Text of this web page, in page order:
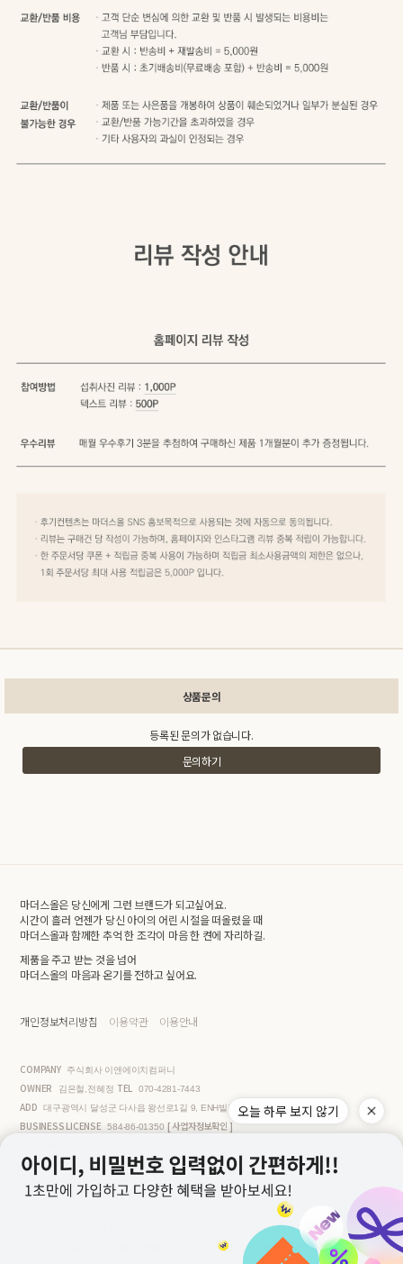
상품문의
등록된 문의가 없습니다.
문의하기
마더스올은 당신에게 그런 브랜드가 되고싶어요.
시간이 흘러 언젠가 당신 아이의 어린 시절을 떠올렸을 때
마더스올과 함께한 추억 한 조각이 마음 한 켠에 자리하길.
제품을 주고 받는 것을 넘어
마더스올의 마음과 온기를 전하고 싶어요.
개인정보처리방침 이용약관 이용안내
COMPANY 주식회사 이앤에이치컴퍼니
OWNER 김은철,전혜정 TEL 070-4281-7443
ADD 대구광역시 달성군 다사읍 왕선로1길 9, ENH빌딩 3층
BUSINESS LICENSE 584-86-01350 [ 사업자정보확인 ]
PERSONAL INFO MANAGER 김은철
BANK ACCOUNT 국민은행 599737-04-002870
고객님은 안전거래를 위해 현금 등으로 결제시 저희 쇼핑몰에서 가입한
PG사의 구매안전서비스를 이용하실 수 있습니다.[ 서비스 가입사실 확인 ]
오늘 하루 보지 않기